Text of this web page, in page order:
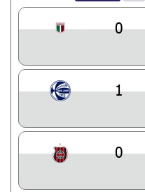
0
1
0